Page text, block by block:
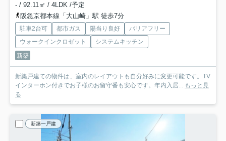
- / 92.11㎡ / 4LDK /予定
阪急京都本線「大山崎」駅 徒歩7分
駐車2台可 都市ガス 陽当り良好
バリアフリー
ウォークインクロゼット
システムキッチン
新築
新築戸建ての物件は、室内のレイアウトも自分好みに変更可能です。TV
インターホン付きでお子様のお留守番も安心です。年内入居... もっと見
る
新築一戸建